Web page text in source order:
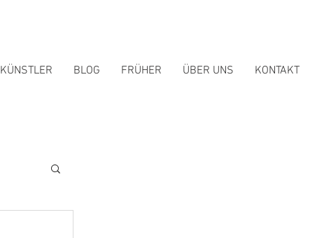
KÜNSTLER BLOG FRÜHER ÜBER UNS KONTAKT